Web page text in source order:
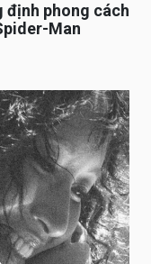
định phong cách
Man